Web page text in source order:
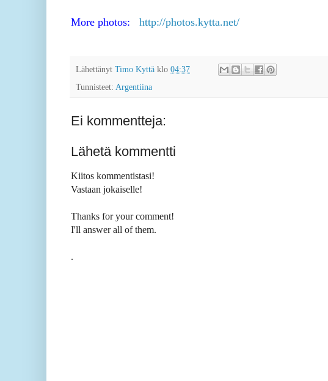
More photos: http://photos.kytta.net/
Lähettänyt Timo Kyttä klo 04:37
Tunnisteet: Argentiina
Ei kommentteja:
Lähetä kommentti
Kiitos kommentistasi!
Vastaan jokaiselle!
Thanks for your comment!
I'll answer all of them.
.